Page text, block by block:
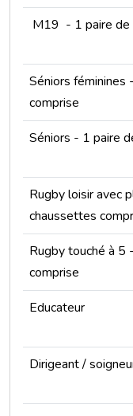
M19 - 1 paire de
Séniors féminines
comprise
Séniors - 1 paire
Rugby loisir avec
chaussettes
Rugby touché à 5
comprise
Educateur
Dirigeant /